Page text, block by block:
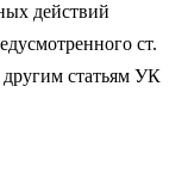
действий
ст.
статьям УК